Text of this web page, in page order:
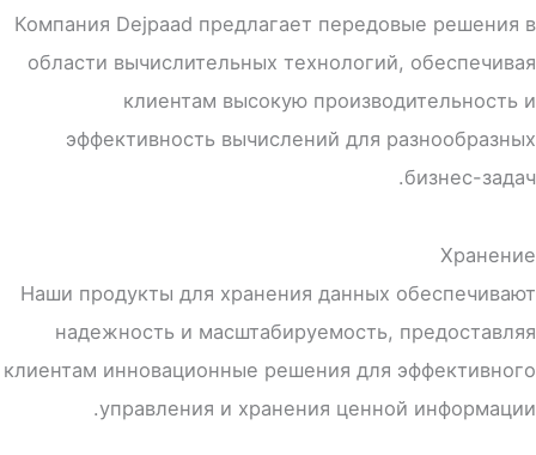
Компания Dejpaad предлагает передовые решения в
области вычислительных технологий, обеспечивая
клиентам высокую производительность и
эффективность вычислений для разнообразных
бизнес-задач.
Хранение
Наши продукты для хранения данных обеспечивают
надежность и масштабируемость, предоставляя
клиентам инновационные решения для эффективного
управления и хранения ценной информации.